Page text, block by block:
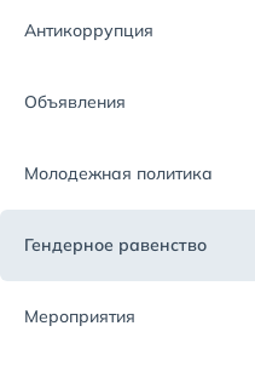
Антикоррупция
Объявления
Молодежная политика
Гендерное равенство
Мероприятия